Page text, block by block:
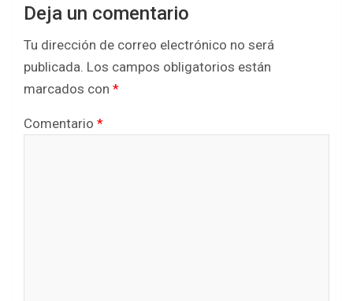
Deja un comentario
Tu dirección de correo electrónico no será
publicada. Los campos obligatorios están
marcados con *
Comentario *